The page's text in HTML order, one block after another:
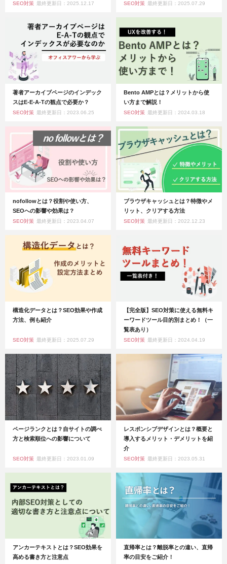
SEO対策 最終更新日：2025.12.17 SEO対策 最終更新日：2025.07.29
著者アーカイブページのインデック
スはE-E-A-Tの観点で必要か？
SEO対策 最終更新日：2023.06.25
Bento AMPとは？メリットから使
い方まで解説！
SEO対策 最終更新日：2024.03.18
nofollowとは？役割や使い方、
SEOへの影響や効果は？
SEO対策 最終更新日：2023.04.07
ブラウザキャッシュとは？特徴やメ
リット、クリアする方法
SEO対策 最終更新日：2022.12.23
構造化データとは？SEO効果や作成
方法、例も紹介
SEO対策 最終更新日：2025.07.29
【完全版】SEO対策に使える無料キ
ーワードツール目的別まとめ！（一
覧表あり）
SEO対策 最終更新日：2024.04.19
ページランクとは？自サイトの調べ
方と検索順位への影響について
SEO対策 最終更新日：2023.01.09
レスポンシブデザインとは？概要と
導入するメリット・デメリットを紹
介
SEO対策 最終更新日：2023.05.31
アンカーテキストとは？SEO効果を
高める書き方と注意点
直帰率とは？離脱率との違い、直帰
率の目安をご紹介！